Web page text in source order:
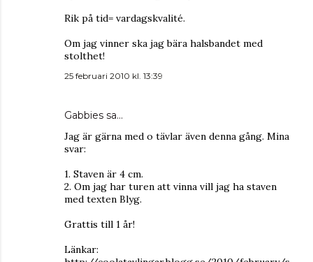
Rik på tid= vardagskvalité.
Om jag vinner ska jag bära halsbandet med
stolthet!
25 februari 2010 kl. 13:39
Gabbies sa…
Jag är gärna med o tävlar även denna gång. Mina
svar:
1. Staven är 4 cm.
2. Om jag har turen att vinna vill jag ha staven
med texten Blyg.
Grattis till 1 år!
Länkar: